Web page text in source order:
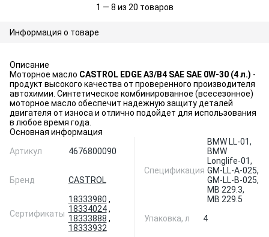
1 — 8 из 20 товаров
Информация о товаре
Описание
Моторное масло CASTROL EDGE A3/B4 SAE SAE 0W-30 (4 л.) -
продукт высокого качества от проверенного производителя
автохимии. Синтетическое комбинированное (всесезонное)
моторное масло обеспечит надежную защиту деталей
двигателя от износа и отлично подойдет для использования
в любое время года.
Основная информация
Артикул
4676800090
Бренд CASTROL
Сертификаты
18333980 ,
18334024,
18333888 ,
18333932
Спецификация
BMW LL-01,
BMW
Longlife-01,
GM-LL-A-025,
GM-LL-B-025,
MB 229.3,
MB 229.5
Упаковка, л
4